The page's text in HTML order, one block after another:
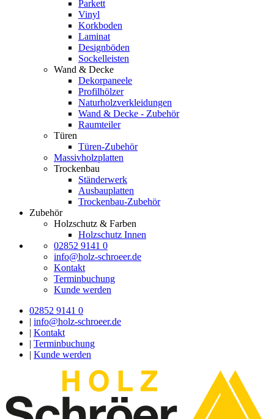
Parkett
Vinyl
Korkboden
Laminat
Designböden
Sockelleisten
Wand & Decke
Dekorpaneele
Profilhölzer
Naturholzverkleidungen
Wand & Decke - Zubehör
Raumteiler
Türen
Türen-Zubehör
Massivholzplatten
Trockenbau
Ständerwerk
Ausbauplatten
Trockenbau-Zubehör
Zubehör
Holzschutz & Farben
Holzschutz Innen
02852 9141 0
info@holz-schroeer.de
Kontakt
Terminbuchung
Kunde werden
02852 9141 0
info@holz-schroeer.de
Kontakt
Terminbuchung
Kunde werden